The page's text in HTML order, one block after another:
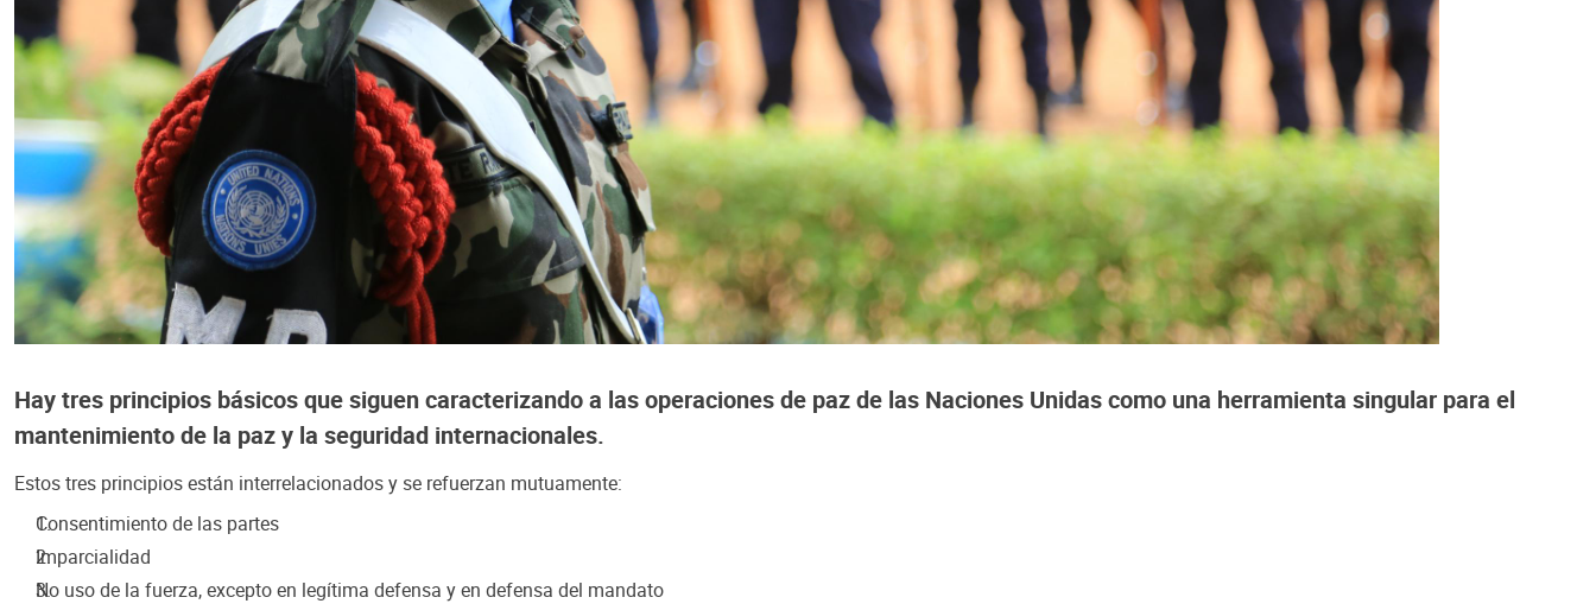
Hay tres principios básicos que siguen caracterizando a las operaciones de paz de las Naciones Unidas como una herramienta singular para el
mantenimiento de la paz y la seguridad internacionales.
Estos tres principios están interrelacionados y se refuerzan mutuamente:
Consentimiento de las partes
Imparcialidad
No uso de la fuerza, excepto en legítima defensa y en defensa del mandato